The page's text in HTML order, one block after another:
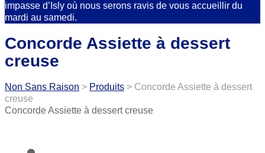
impasse d’Isly où nous serons ravis de vous accueillir du
mardi au samedi.
Concorde Assiette à dessert
creuse
Non Sans Raison > Produits > Concorde Assiette à dessert
creuse
Concorde Assiette à dessert creuse